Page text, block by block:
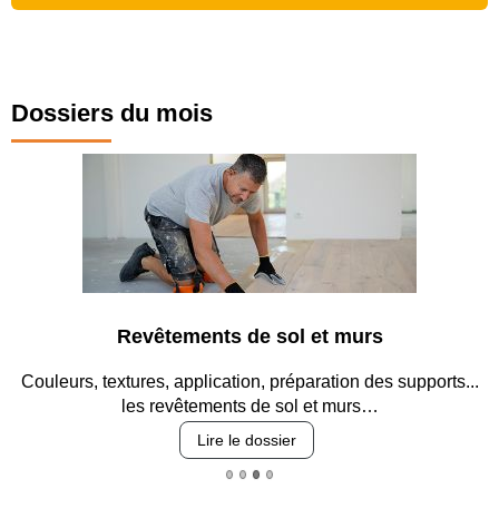
Dossiers du mois
Revêtements de sol et murs
Couleurs, textures, application, préparation des supports...
les revêtements de sol et murs…
Lire le dossier